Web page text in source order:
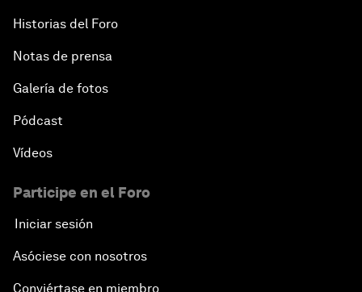
Historias del Foro
Notas de prensa
Galería de fotos
Pódcast
Vídeos
Participe en el Foro
Iniciar sesión
Asóciese con nosotros
Conviértase en miembro